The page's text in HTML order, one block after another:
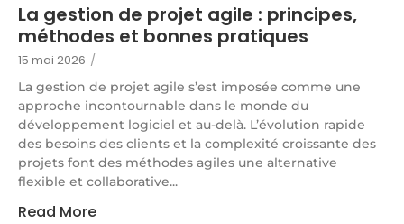
La gestion de projet agile : principes,
méthodes et bonnes pratiques
15 mai 2026 /
La gestion de projet agile s’est imposée comme une
approche incontournable dans le monde du
développement logiciel et au-delà. L’évolution rapide
des besoins des clients et la complexité croissante des
projets font des méthodes agiles une alternative
flexible et collaborative...
Read More